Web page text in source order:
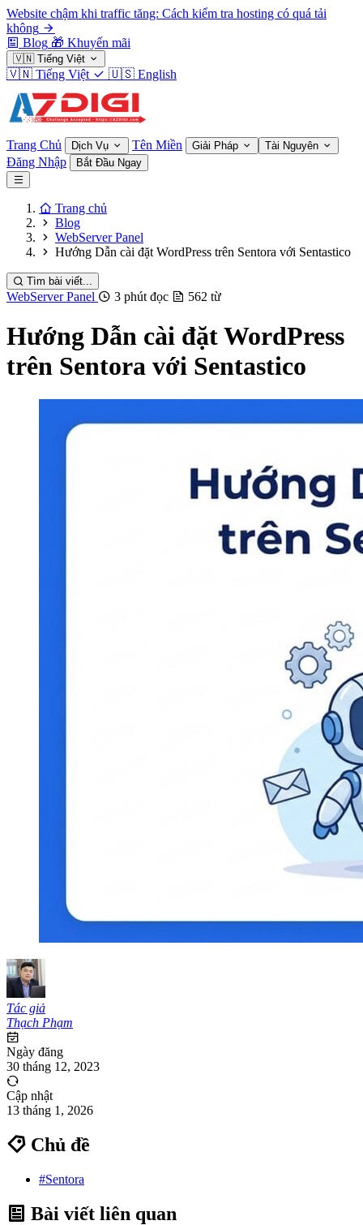
Website chậm khi traffic tăng: Cách kiểm tra hosting có quá tải
không
Blog 🎁 Khuyến mãi
🇻🇳 Tiếng Việt
🇻🇳 Tiếng Việt 🇺🇸 English
Trang Chủ Dịch Vụ Tên Miền Giải Pháp Tài Nguyên
Đăng Nhập Bắt Đầu Ngay
Trang chủ
Blog
WebServer Panel
Hướng Dẫn cài đặt WordPress trên Sentora với Sentastico
Tìm bài viết...
WebServer Panel 3 phút đọc 562 từ
Hướng Dẫn cài đặt WordPress
trên Sentora với Sentastico
Tác giả
Thạch Phạm
Ngày đăng
30 tháng 12, 2023
Cập nhật
13 tháng 1, 2026
Chủ đề
#Sentora
Bài viết liên quan